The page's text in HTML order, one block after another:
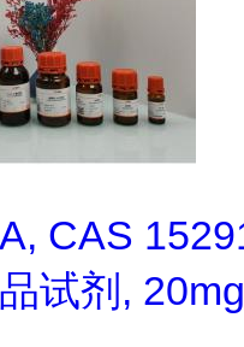
CAS
试剂,